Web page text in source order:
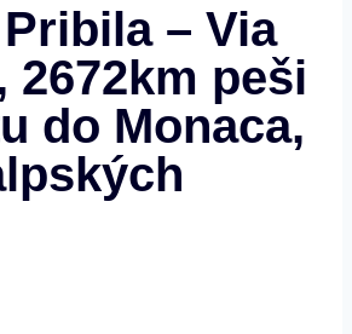
– Via
2672km peši
do Monaca,